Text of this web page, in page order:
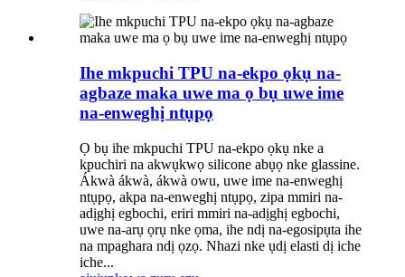
Ihe mkpuchi TPU na-ekpo ọkụ na-
agbaze maka uwe ma ọ bụ uwe ime
na-enweghị ntụpọ
Ọ bụ ihe mkpuchi TPU na-ekpo ọkụ nke a
kpuchiri na akwụkwọ silicone abụọ nke glassine.
Ákwà ákwà, ákwà owu, uwe ime na-enweghị
ntụpọ, akpa na-enweghị ntụpọ, zipa mmiri na-
adịghị egbochi, eriri mmiri na-adịghị egbochi,
uwe na-arụ ọrụ nke ọma, ihe ndị na-egosipụta ihe
na mpaghara ndị ọzọ. Nhazi nke ụdị elasti dị iche
iche...